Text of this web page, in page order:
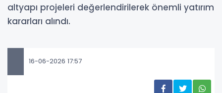
altyapı projeleri değerlendirilerek önemli yatırım
kararları alındı.
16-06-2026 17:57